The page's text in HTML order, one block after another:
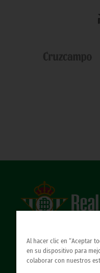
Atención
Al hacer clic en “Aceptar
en su dispositivo para
colaborar con nuestros